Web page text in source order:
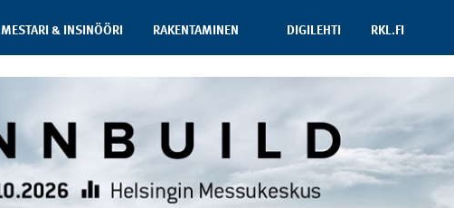
MESTARI & INSINÖÖRI RAKENTAMINEN DIGILEHTI RKL.FI